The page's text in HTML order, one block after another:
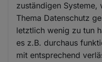
zuständigen
Thema Datenschutz
letztlich wenig zu tun
es z.B. durchaus
mit entsprechend